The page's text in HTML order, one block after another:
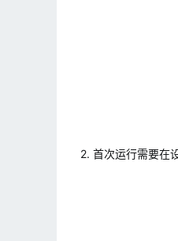
2. 首次运行需要在